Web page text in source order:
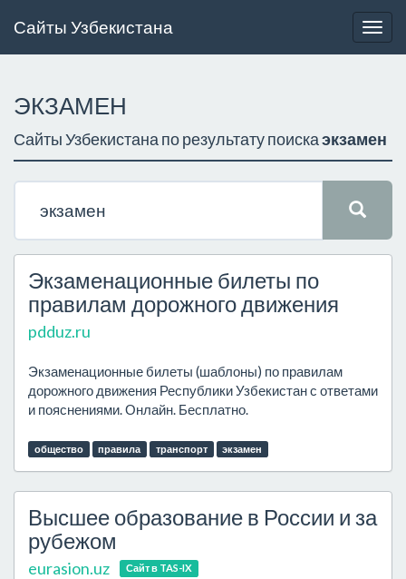
Сайты Узбекистана
ЭКЗАМЕН
Сайты Узбекистана по результату поискаэкзамен
Экзаменационные билеты по
правилам дорожного движения
pdduz.ru
Экзаменационные билеты (шаблоны) по правилам
дорожного движения Республики Узбекистан с ответами
и пояснениями. Онлайн. Бесплатно.
общество правила транспорт экзамен
Высшее образование в России и за
рубежом
eurasion.uz Сайт в TAS-IX